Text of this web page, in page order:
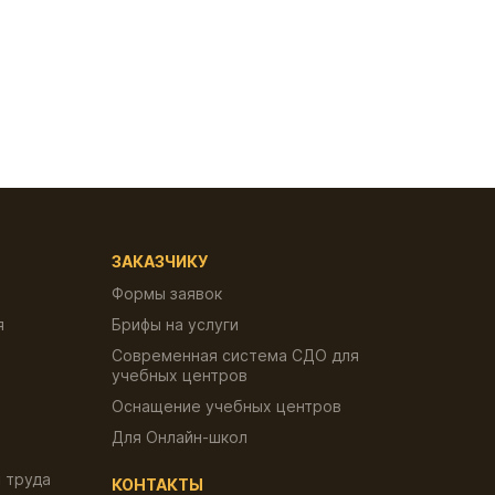
труда
ЗАКАЗЧИКУ
Формы заявок
Брифы на услуги
Современная система СДО для
учебных центров
Оснащение учебных центров
Для Онлайн-школ
КОНТАКТЫ